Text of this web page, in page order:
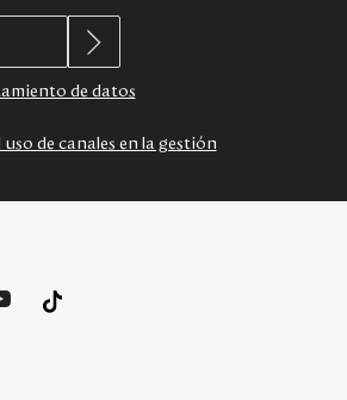
de datos
de canales en la gestión